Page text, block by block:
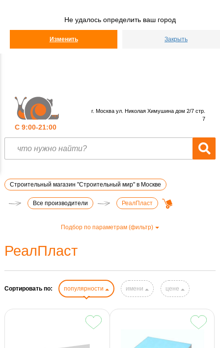
Не удалось определить ваш город
Изменить Закрыть
С 9:00-21:00
г. Москва ул. Николая Химушина дом 2/7 стр.
7
Строительный магазин "Строительный мир" в Москве
Все производители РеалПласт
Подбор по параметрам (фильтр)
РеалПласт
Сортировать по: популярности имени цене